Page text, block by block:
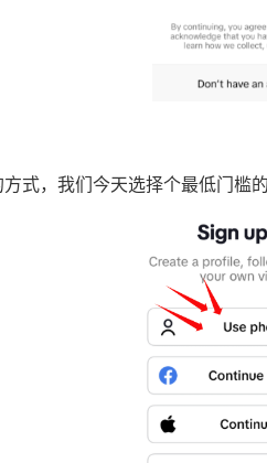
式，我们今天选择个最低门槛